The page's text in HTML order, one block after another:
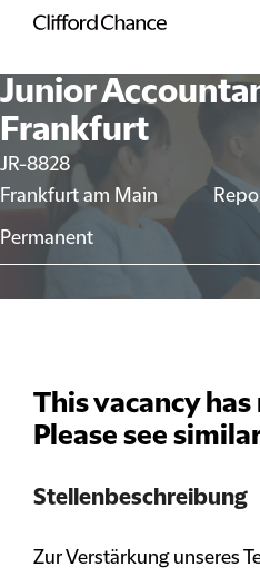
Junior
Frankfurt
JR-8828
Frankfurt am Main
Permanent
This vacancy
Please see
Stellenbeschreibung
Zur Verstärkung unseres